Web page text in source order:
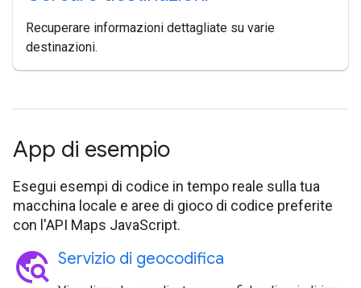
Recuperare informazioni dettagliate su varie
destinazioni.
App di esempio
Esegui esempi di codice in tempo reale sulla tua
macchina locale e aree di gioco di codice preferite
con l'API Maps JavaScript.
travel_explore Servizio di geocodifica